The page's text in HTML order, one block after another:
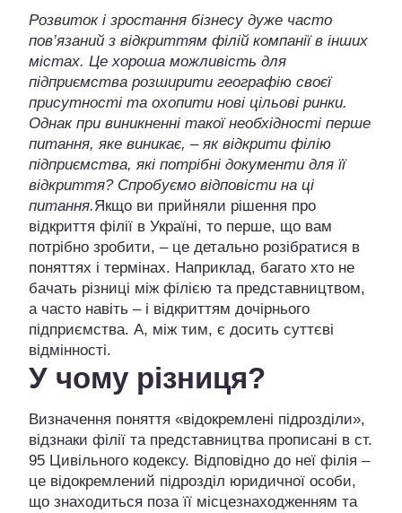
Розвиток і зростання бізнесу дуже часто
пов’язаний з відкриттям філій компанії в інших
містах. Це хороша можливість для
підприємства розширити географію своєї
присутності та охопити нові цільові ринки.
Однак при виникненні такої необхідності перше
питання, яке виникає, – як відкрити філію
підприємства, які потрібні документи для її
відкриття? Спробуємо відповісти на ці
питання.Якщо ви прийняли рішення про
відкриття філії в Україні, то перше, що вам
потрібно зробити, – це детально розібратися в
поняттях і термінах. Наприклад, багато хто не
бачать різниці між філією та представництвом,
а часто навіть – і відкриттям дочірнього
підприємства. А, між тим, є досить суттєві
відмінності.
У чому різниця?
Визначення поняття «відокремлені підрозділи»,
відзнаки філії та представництва прописані в ст.
95 Цивільного кодексу. Відповідно до неї філія –
це відокремлений підрозділ юридичної особи,
що знаходиться поза її місцезнаходженням та